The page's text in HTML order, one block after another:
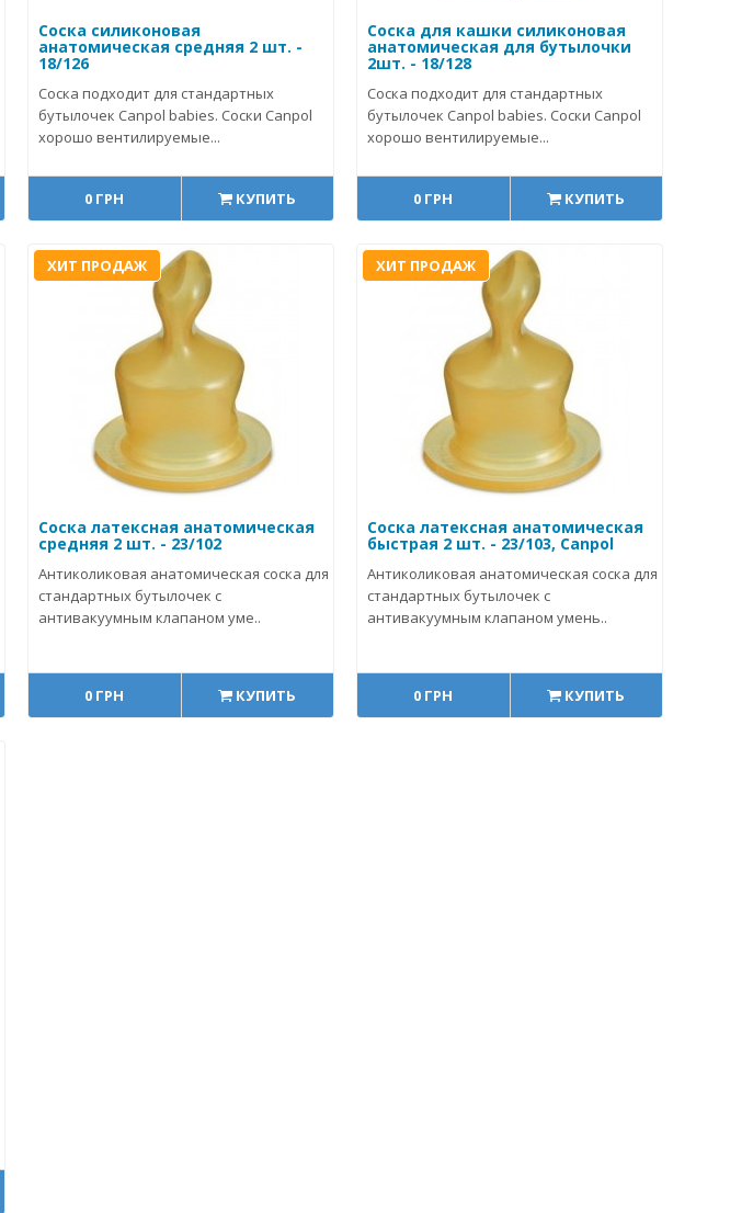
Соска силиконовая
анатомическая средняя 2 шт. -
18/126
Соска подходит для стандартных
бутылочек Canpol babies. Соски Canpol
хорошо вентилируемые...
0 ГРН КУПИТЬ
Соска для кашки силиконовая
анатомическая для бутылочки
2шт. - 18/128
Соска подходит для стандартных
бутылочек Canpol babies. Соски Canpol
хорошо вентилируемые...
0 ГРН КУПИТЬ
ХИТ ПРОДАЖ
Соска латексная анатомическая
средняя 2 шт. - 23/102
Антиколиковая анатомическая соска для
стандартных бутылочек с
антивакуумным клапаном уме..
0 ГРН КУПИТЬ
ХИТ ПРОДАЖ
Соска латексная анатомическая
быстрая 2 шт. - 23/103, Canpol
Антиколиковая анатомическая соска для
стандартных бутылочек с
антивакуумным клапаном умень..
0 ГРН КУПИТЬ